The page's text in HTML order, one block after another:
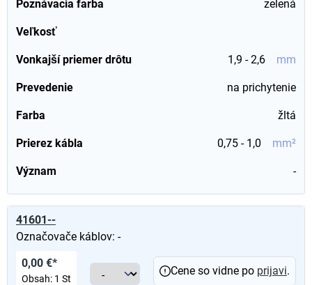
Poznávacia farba zelená
Veľkosť
Vonkajší priemer drôtu 1,9 - 2,6 mm
Prevedenie na prichytenie
Farba žltá
Prierez kábla 0,75 - 1,0 mm²
Význam -
41601--
Označovače káblov: -
0,00 €*
Obsah: 1 St
Cene so vidne po prijavi.